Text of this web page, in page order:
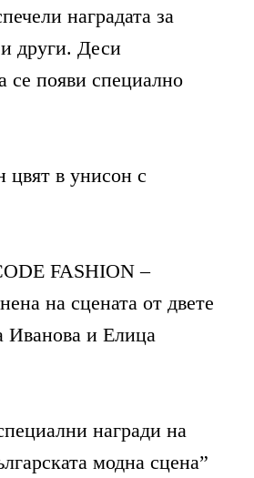
наградата за
други. Деси
се появи специално
цвят в унисон с
FASHION –
на сцената от двете
Иванова и Елица
награди на
модна сцена”